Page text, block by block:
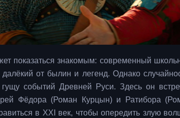
показаться знакомым: современный
от былин и легенд. Однако
событий Древней Руси. Здесь он
Фёдора (Роман Курцын) и Ратибора
в XXI век, чтобы опередить злую